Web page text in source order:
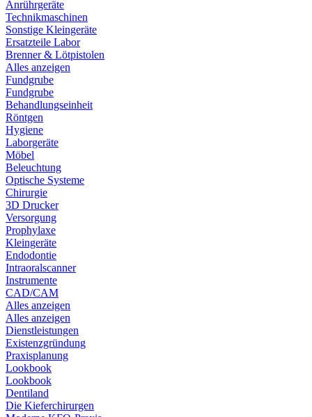
Anrührgeräte
Technikmaschinen
Sonstige Kleingeräte
Ersatzteile Labor
Brenner & Lötpistolen
Alles anzeigen
Fundgrube
Fundgrube
Behandlungseinheit
Röntgen
Hygiene
Laborgeräte
Möbel
Beleuchtung
Optische Systeme
Chirurgie
3D Drucker
Versorgung
Prophylaxe
Kleingeräte
Endodontie
Intraoralscanner
Instrumente
CAD/CAM
Alles anzeigen
Alles anzeigen
Dienstleistungen
Existenzgründung
Praxisplanung
Lookbook
Lookbook
Dentiland
Die Kieferchirurgen